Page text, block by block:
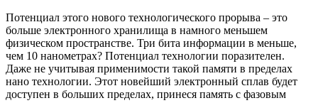
Потенциал этого нового технологического прорыва – это
больше электронного хранилища в намного меньшем
физическом пространстве. Три бита информации в меньше,
чем 10 нанометрах? Потенциал технологии поразителен.
Даже не учитывая применимости такой памяти в пределах
нано технологии. Этот новейший электронный сплав будет
доступен в больших пределах, принеся память с фазовым